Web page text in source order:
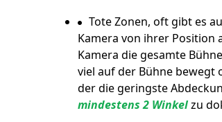
Tote Zonen, oft gibt es
Kamera von ihrer Position
Kamera die gesamte
viel auf der Bühne bewegt
der die geringste
mindestens 2 Winkelzu